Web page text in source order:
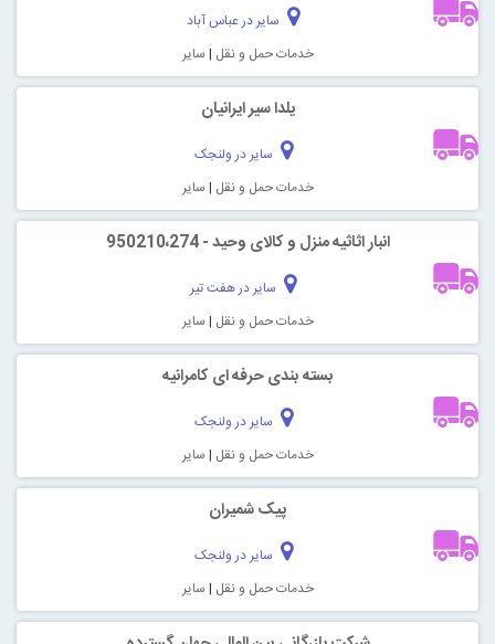
سایر در عباس آباد
خدمات حمل و نقل | سایر
یلدا سیر ایرانیان
سایر در ولنجک
خدمات حمل و نقل | سایر
انبار اثاثیه منزل و کالای وحید - 950210،274
سایر در هفت تیر
خدمات حمل و نقل | سایر
بسته بندی حرفه ای کامرانیه
سایر در ولنجک
خدمات حمل و نقل | سایر
پیک شمیران
سایر در ولنجک
خدمات حمل و نقل | سایر